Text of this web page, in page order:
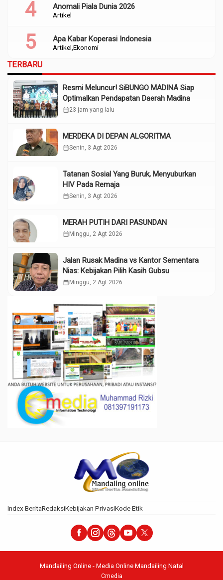
Artikel
Anomali Piala Dunia 2026
Artikel Ekonomi
Apa Kabar Koperasi Indonesia
TERBARU
Resmi Meluncur! SiBUNGO MADINA Siap
Optimalkan Pendapatan Daerah Madina
calendar_month23 jam yang lalu
MERDEKA DI DEPAN ALGORITMA
calendar_monthSenin, 3 Agt 2026
Tatanan Sosial Yang Buruk, Menyuburkan
HIV Pada Remaja
calendar_monthSenin, 3 Agt 2026
MERAH PUTIH DARI PASUNDAN
calendar_month Minggu, 2 Agt 2026
Jalan Rusak Madina vs Kantor Sementara
Nias: Kebijakan Pilih Kasih Gubsu
calendar_month Minggu, 2 Agt 2026
Index BeritaRedaksiKebijakan PrivasiKode Etik
Mandailing Online - Media Online Mandailing Natal
Cmedia